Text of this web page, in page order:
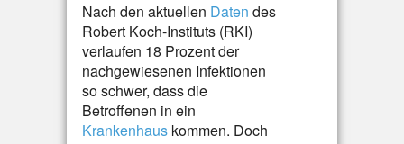
Nach den aktuellen Daten des
Robert Koch-Instituts (RKI)
verlaufen 18 Prozent der
nachgewiesenen Infektionen
so schwer, dass die
Betroffenen in ein
Krankenhaus kommen. Doch